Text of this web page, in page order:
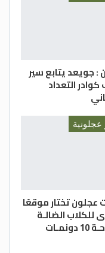
: جويعد يتابع سير
التعداد
عجلونية
عجلون تختار موقعًا
للكلاب الضالـة